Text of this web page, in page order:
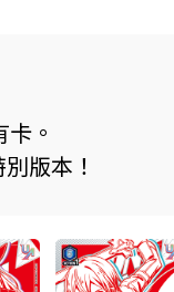
。
版本！